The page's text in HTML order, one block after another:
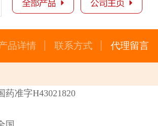
品详情 联系方式 代理留言
药准字H43021820